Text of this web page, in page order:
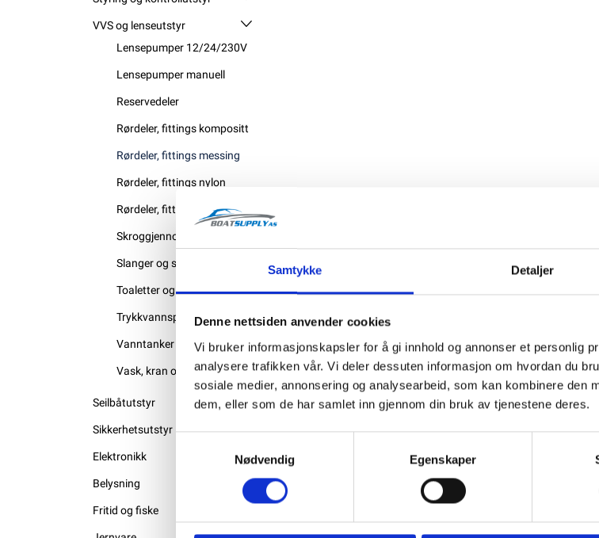
Samtykke Detaljer
Denne nettsiden anvender cookies
Vi bruker informasjonskapsler for å gi innhold og annonser et personlig
analysere trafikken vår. Vi deler dessuten informasjon om hvordan du
sosiale medier, annonsering og analysearbeid, som kan kombinere den
dem, eller som de har samlet inn gjennom din bruk av tjenestene deres.
Nødvendig
Egenskaper
VVS og lenseutstyr
Lensepumper 12/24/230V
Lensepumper manuell
Reservedeler
Rørdeler, fittings kompositt
Rørdeler, fittings messing
Rørdeler, fittings nylon
Rørdeler, fittings syrefast
Skroggjennomføringer
Slanger og slangeklemmer
Toaletter og septikutstyr
Trykkvannspumper
Vanntanker og utstyr
Vask, kran og dusj
Seilbåtutstyr
Sikkerhetsutstyr
Elektronikk
Belysning
Fritid og fiske